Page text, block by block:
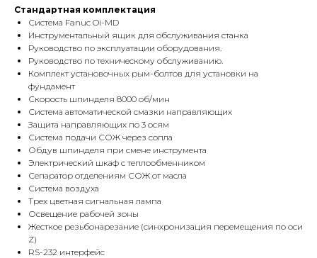
Стандартная комплектация
Система Fanuc Oi-MD
Инструментальный ящик для обслуживания станка
Руководство по эксплуатации оборудования.
Руководство по техническому обслуживанию.
Комплект установочных рым-болтов для установки на
фундамент
Скорость шпинделя 8000 об/мин
Система автоматической смазки направляющих
Защита направляющих по 3 осям
Система подачи СОЖ через сопла
Обдув шпинделя при смене инструмента
Электрический шкаф с теплообменником
Сепаратор отделениям СОЖ от масла
Система воздуха
Трех цветная сигнальная лампа
Освещение рабочей зоны
Жесткое резьбонарезание (синхронизация перемещения по оси
Z)
RS-232 интерфейс